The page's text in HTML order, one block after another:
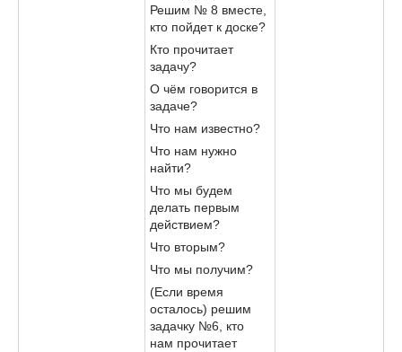
Решим № 8 вместе,
кто пойдет к доске?
Кто прочитает
задачу?
О чём говорится в
задаче?
Что нам известно?
Что нам нужно
найти?
Что мы будем
делать первым
действием?
Что вторым?
Что мы получим?
(Если время
осталось) решим
задачку №6, кто
нам прочитает